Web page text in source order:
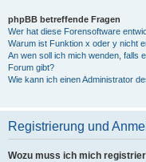
phpBB betreffende Fragen
Wer hat diese Forensoftware
Warum ist Funktion x oder y nicht
An wen soll ich mich wenden, falls
Forum gibt?
Wie kann ich einen Administrator
Registrierung und
Wozu muss ich mich